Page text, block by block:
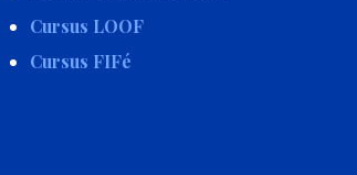
Cursus LOOF
Cursus FIFé